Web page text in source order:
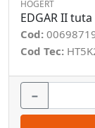
HOGERT
EDGAR II
Cod:
Cod Tec:
−